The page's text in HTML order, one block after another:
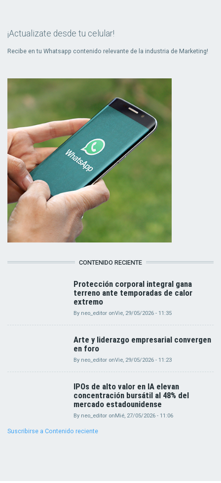
¡Actualizate desde tu celular!
Recibe en tu Whatsapp contenido relevante de la industria de Marketing!
CONTENIDO RECIENTE
Protección corporal integral gana
terreno ante temporadas de calor
extremo
By neo_editor onVie, 29/05/2026 - 11:35
Arte y liderazgo empresarial convergen
en foro
By neo_editor onVie, 29/05/2026 - 11:23
IPOs de alto valor en IA elevan
concentración bursátil al 48% del
mercado estadounidense
By neo_editor onMié, 27/05/2026 - 11:06
Suscribirse a Contenido reciente